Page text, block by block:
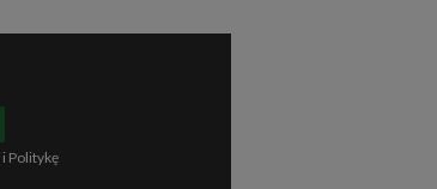
i Politykę